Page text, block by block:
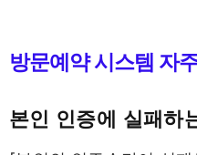
방문예약 시스템 자
본인 인증에 실패하